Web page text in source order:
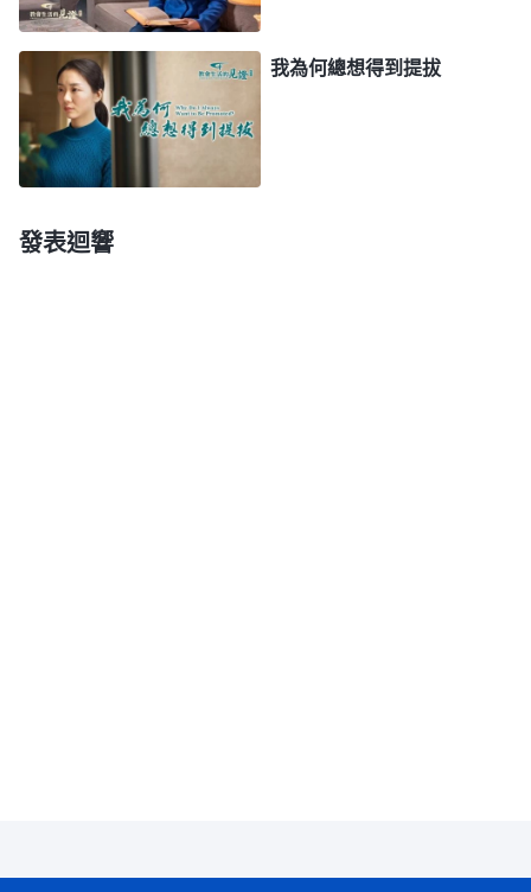
段，抓把柄、定罪或者栽贜陷害、無中生有地整人治
人，直到把這些人清除出教會他才徹底放心，這是敵
基督最陰險、最惡毒的地方。……只要誰能出頭露面
作點工作，誰能談出真實的經歷見證讓神選民得益
處、得造就、得扶持，大家特别贊成，敵基督就心生
的人擔任工作，以免給他的地位構成威脅。有真理實
我為何總想得到提拔
發表迴響